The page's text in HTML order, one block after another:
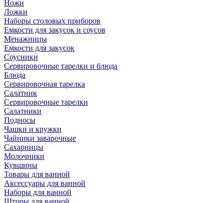
Ножи
Ложки
Наборы столовых приборов
Емкости для закусок и соусов
Менажницы
Емкости для закусок
Соусники
Сервировочные тарелки и блюда
Блюда
Сервировочная тарелка
Салатник
Сервировочные тарелки
Салатники
Подносы
Чашки и кружки
Чайники заварочные
Сахарницы
Молочники
Кувшины
Товары для ванной
Аксессуары для ванной
Наборы для ванной
Шторы для ванной